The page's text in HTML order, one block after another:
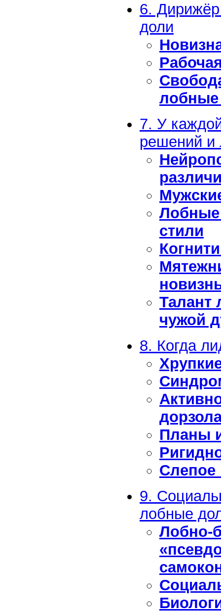
6.
доли
7. У
решений и
Лобные
стили
Талант
чужой
8. Когда
Планы
Слепое
9.
лобные
Лобно-